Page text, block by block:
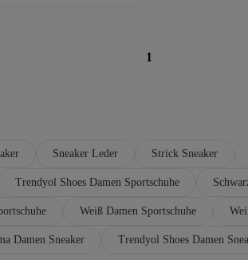
1
Sneaker Leder Strick Sneaker
Trendyol Shoes Damen Sportschuhe
Weiß Damen Sportschuhe
Damen Sneaker Trendyol Shoes Damen